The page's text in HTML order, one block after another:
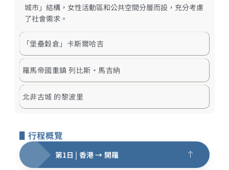
「堡壘穀倉」卡斯爾哈吉
羅馬帝國重鎮 列比斯·馬吉納
北非古城 的黎波里
城市」結構，女性活動區和公共空間分層而設，充分考慮
了社會需求。
▋行程概覽
第1日 | 香港 → 開羅